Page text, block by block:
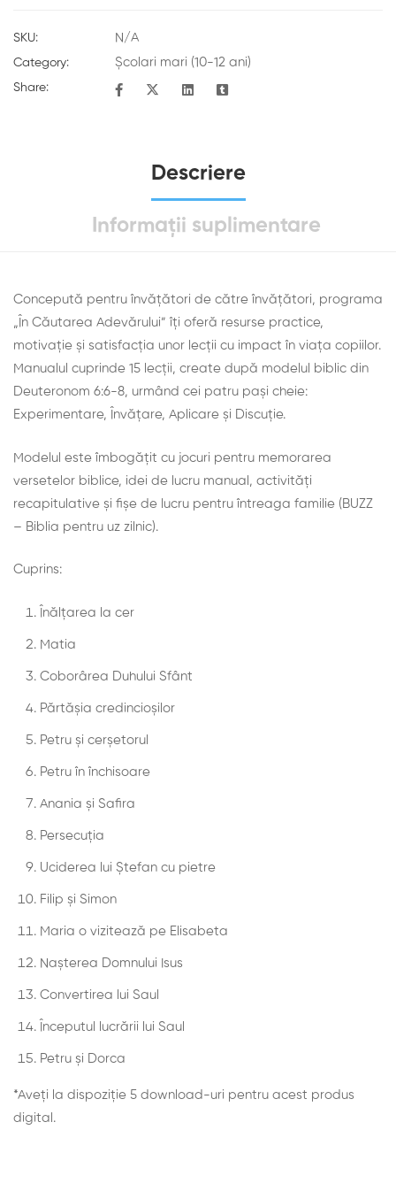
SKU: N/A
Category: Școlari mari (10-12 ani)
Share:
Descriere
Informații suplimentare
Concepută pentru învățători de către învățători, programa
„În Căutarea Adevărului” îți oferă resurse practice,
motivație și satisfacția unor lecții cu impact în viața copiilor.
Manualul cuprinde 15 lecții, create după modelul biblic din
Deuteronom 6:6-8, urmând cei patru pași cheie:
Experimentare, Învățare, Aplicare și Discuție.
Modelul este îmbogățit cu jocuri pentru memorarea
versetelor biblice, idei de lucru manual, activități
recapitulative și fișe de lucru pentru întreaga familie (BUZZ
– Biblia pentru uz zilnic).
Cuprins:
Înălţarea la cer
Matia
Coborârea Duhului Sfânt
Părtăşia credincioşilor
Petru şi cerşetorul
Petru în închisoare
Anania şi Safira
Persecuţia
Uciderea lui Ştefan cu pietre
Filip şi Simon
Maria o vizitează pe Elisabeta
Naşterea Domnului Isus
Convertirea lui Saul
Începutul lucrării lui Saul
Petru şi Dorca
*Aveți la dispoziție 5 download-uri pentru acest produs
digital.